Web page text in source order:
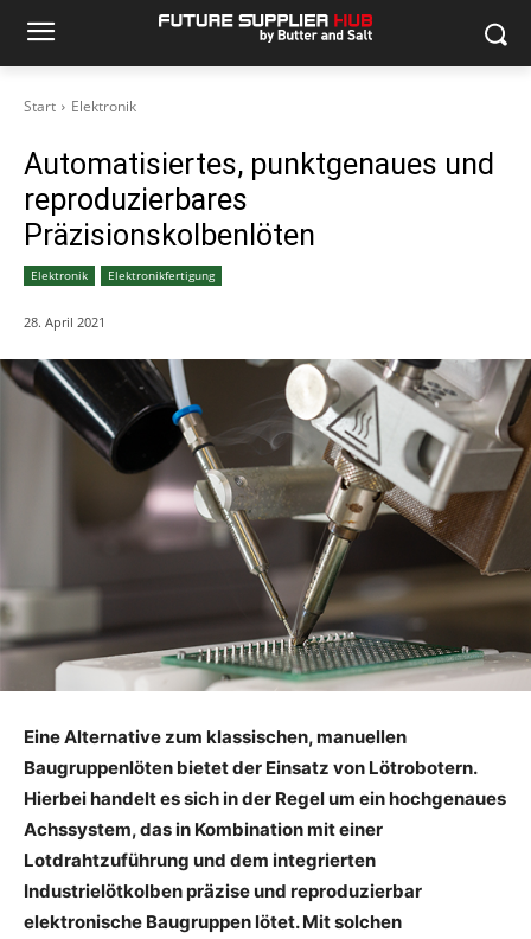
Start Elektronik
Automatisiertes, punktgenaues und
reproduzierbares
Präzisionskolbenlöten
Elektronik Elektronikfertigung
28. April 2021
Eine Alternative zum klassischen, manuellen
Baugruppenlöten bietet der Einsatz von Lötrobotern.
Hierbei handelt es sich in der Regel um ein hochgenaues
Achssystem, das in Kombination mit einer
Lotdrahtzuführung und dem integrierten
Industrielötkolben präzise und reproduzierbar
elektronische Baugruppen lötet. Mit solchen